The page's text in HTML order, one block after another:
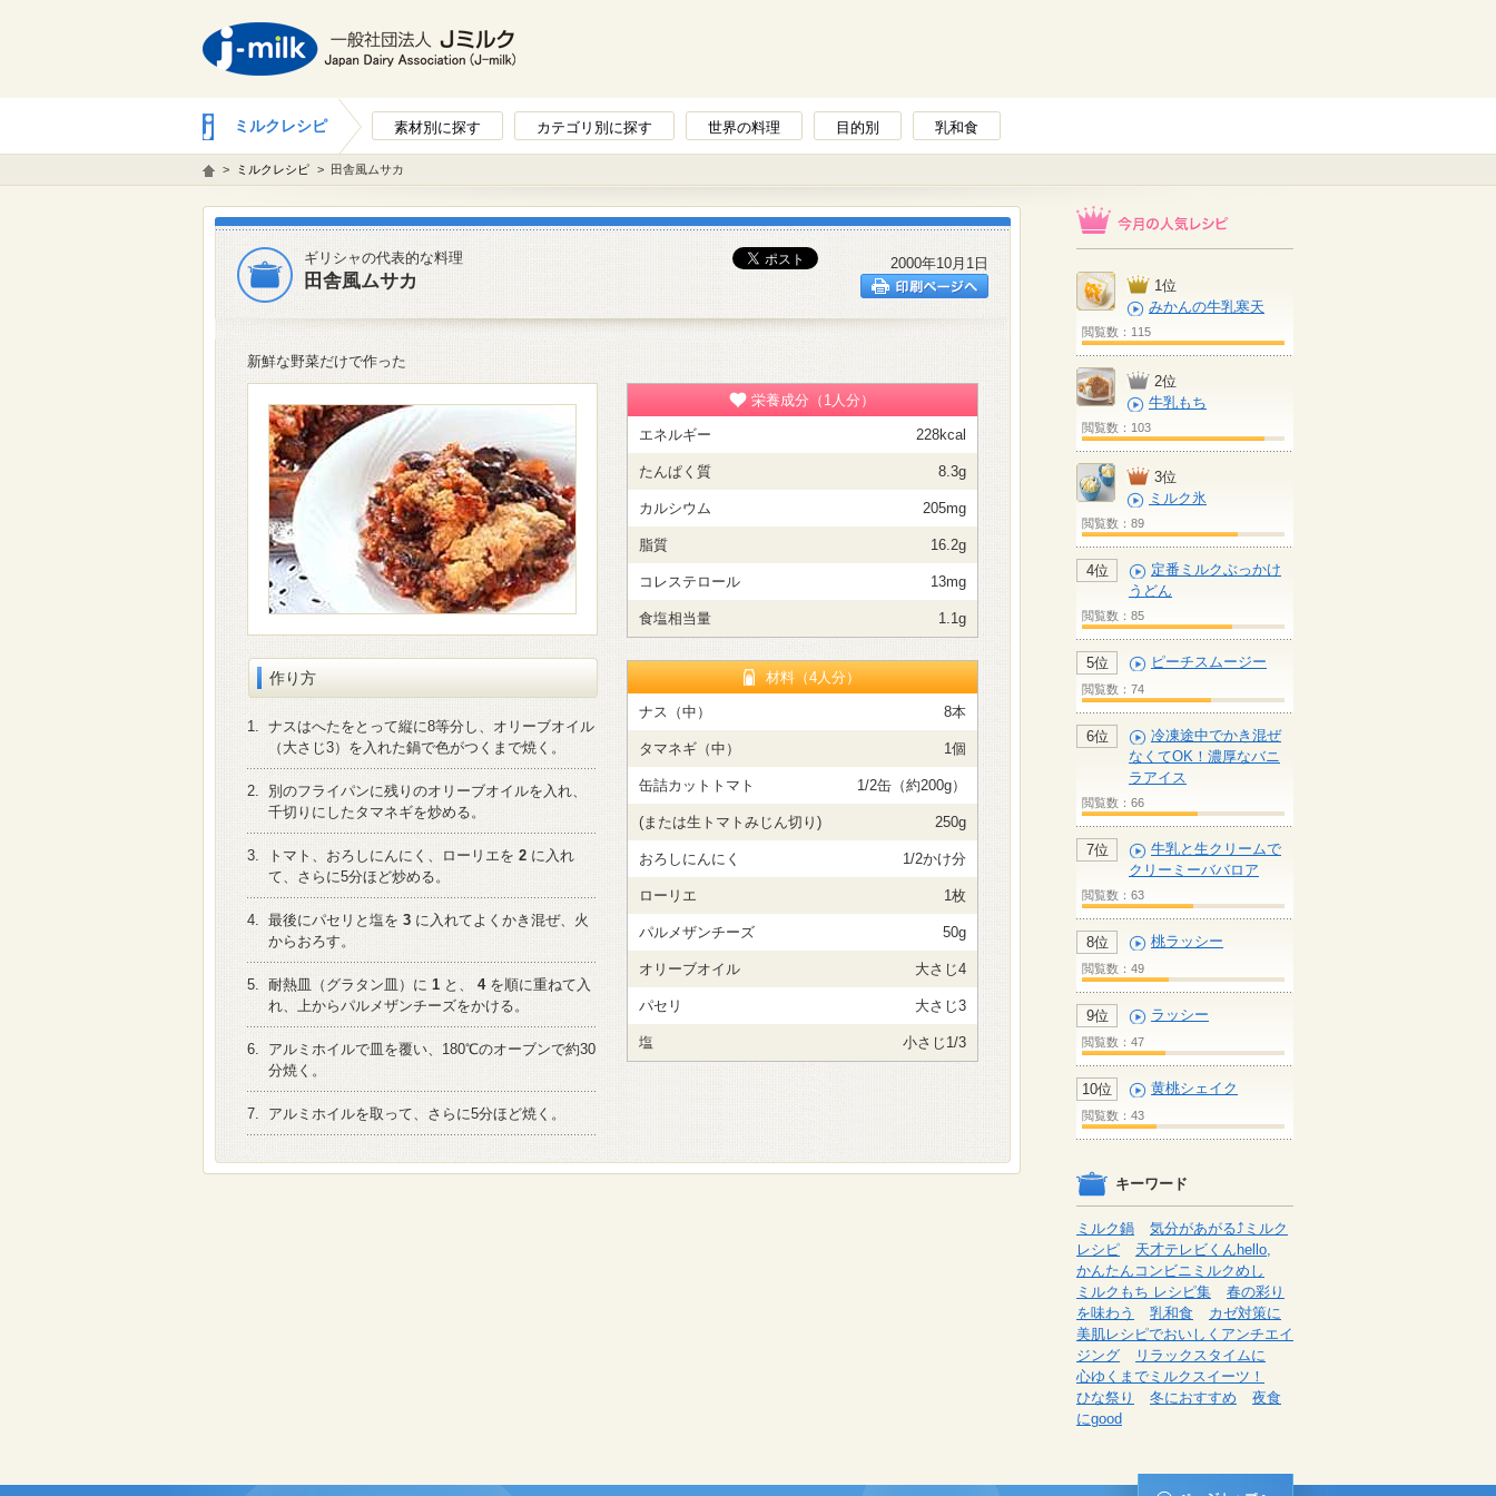
ミルクレシピ 素材別に探す カテゴリ別に探す 世界の料理 目的別 乳和食
> ミルクレシピ > 田舎風ムサカ
2000年10月1日
ギリシャの代表的な料理
田舎風ムサカ
新鮮な野菜だけで作った
作り方
1. ナスはへたをとって縦に8等分し、オリーブオイル
（大さじ3）を入れた鍋で色がつくまで焼く。
2.
別のフライパンに残りのオリーブオイルを入れ、
千切りにしたタマネギを炒める。
3. トマト、おろしにんにく、ローリエを 2に入れ
て、さらに5分ほど炒める。
4. 最後にパセリと塩を 3に入れてよくかき混ぜ、火
からおろす。
5. 耐熱皿（グラタン皿）に 1と、 4を順に重ねて入
れ、上からパルメザンチーズをかける。
6.
アルミホイルで皿を覆い、180℃のオーブンで約30
分焼く。
7. アルミホイルを取って、さらに5分ほど焼く。
栄養成分（1人分）
エネルギー 228kcal
たんぱく質 8.3g
カルシウム 205mg
脂質 16.2g
コレステロール 13mg
食塩相当量 1.1g
材料（4人分）
ナス（中） 8本
タマネギ（中） 1個
缶詰カットトマト 1/2缶（約200g）
(または生トマトみじん切り) 250g
おろしにんにく 1/2かけ分
ローリエ 1枚
パルメザンチーズ 50g
オリーブオイル 大さじ4
パセリ 大さじ3
塩 小さじ1/3
1位
みかんの牛乳寒天
閲覧数：115
2位
牛乳もち
閲覧数：103
3位
ミルク氷
閲覧数：89
4位
定番ミルクぶっかけ
うどん
閲覧数：85
5位 ピーチスムージー
閲覧数：74
6位
冷凍途中でかき混ぜ
なくてOK！濃厚なバニ
ラアイス
閲覧数：66
7位
牛乳と生クリームで
クリーミーババロア
閲覧数：63
8位 桃ラッシー
閲覧数：49
9位 ラッシー
閲覧数：47
10位 黄桃シェイク
閲覧数：43
キーワード
ミルク鍋
気分があがる⤴ミルク
レシピ
天才テレビくんhello,
かんたんコンビニミルクめし
ミルクもち レシピ集
春の彩り
を味わう
乳和食
カゼ対策に
美肌レシピでおいしくアンチエイ
ジング
リラックスタイムに
心ゆくまでミルクスイーツ！
ひな祭り
冬におすすめ
夜食
にgood